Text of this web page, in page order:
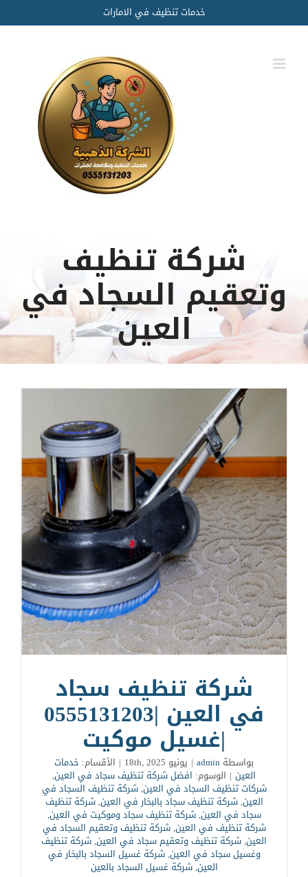
to
content
خدمات تنظيف في الامارات
شركة تنظيف
وتعقيم السجاد في
العين
شركة تنظيف سجاد
في العين |0555131203
|غسيل موكيت
بواسطة admin
| يونيو 18th, 2025 | الأقسام: خدمات
العين | الوسوم: افضل شركة تنظيف سجاد في العين,
شركات تنظيف السجاد في العين,شركة تنظيف السجاد في
العين,شركة تنظيف سجاد بالبخار في العين,شركة تنظيف
سجاد في العين,شركة تنظيف سجاد وموكيت في العين,
شركة تنظيف في العين,شركة تنظيف وتعقيم السجاد في
العين,شركة تنظيف وتعقيم سجاد في العين,شركة تنظيف
وغسيل سجاد في العين,شركة غسيل السجاد بالبخار في
العين,شركة غسيل السجاد بالعين